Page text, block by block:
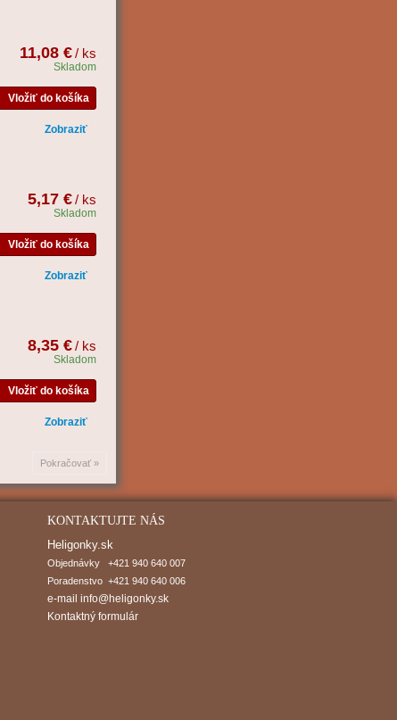
11,08 €/ ks
Skladom
Vložiť do košíka
Zobraziť
5,17 €/ ks
Skladom
Vložiť do košíka
Zobraziť
8,35 €/ ks
Skladom
Vložiť do košíka
Zobraziť
Pokračovať »
KONTAKTUJTE NÁS
Heligonky.sk
Objednávky   +421 940 640 007
Poradenstvo  +421 940 640 006
e-mail info@heligonky.sk
Kontaktný formulár